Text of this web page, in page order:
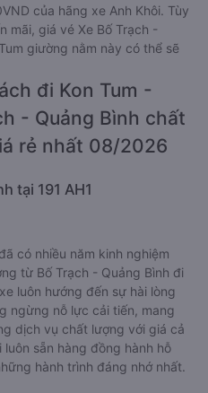
của hãng xe Anh Khôi. Tùy
mãi, giá vé Xe Bố Trạch -
giường nằm này có thể sẽ
đi Kon Tum -
- Quảng Bình chất
rẻ nhất 08/2026
tại 191 AH1
có nhiều năm kinh nghiệm
từ Bố Trạch - Quảng Bình đi
luôn hướng đến sự hài lòng
ngừng nỗ lực cải tiến, mang
dịch vụ chất lượng với giá cả
luôn sẵn hàng đồng hành hỗ
hành trình đáng nhớ nhất.